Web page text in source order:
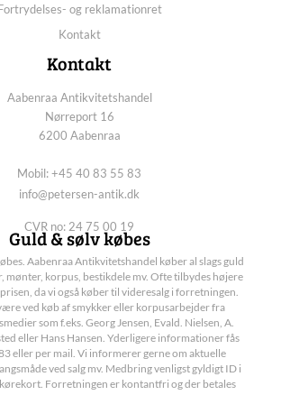
og reklamationret
Kontakt
Kontakt
Aabenraa Antikvitetshandel
Nørreport 16
6200 Aabenraa
Mobil: +45 40 83 55 83
info@petersen-antik.dk
CVR no: 24 75 00 19
Guld & sølv købes
Aabenraa Antikvitetshandel køber al slags guld
mønter, korpus, bestikdele mv. Ofte tilbydes højere
da vi også køber til videresalg i forretningen.
ved køb af smykker eller korpusarbejder fra
som f.eks. Georg Jensen, Evald. Nielsen, A.
eller Hans Hansen. Yderligere informationer fås
eller per mail. Vi informerer gerne om aktuelle
ved salg mv. Medbring venligst gyldigt ID i
Forretningen er kontantfri og der betales